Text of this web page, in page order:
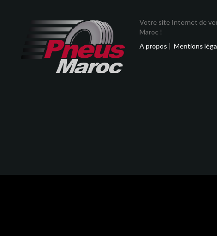
Votre site Internet de
Maroc !
A propos | Mentions